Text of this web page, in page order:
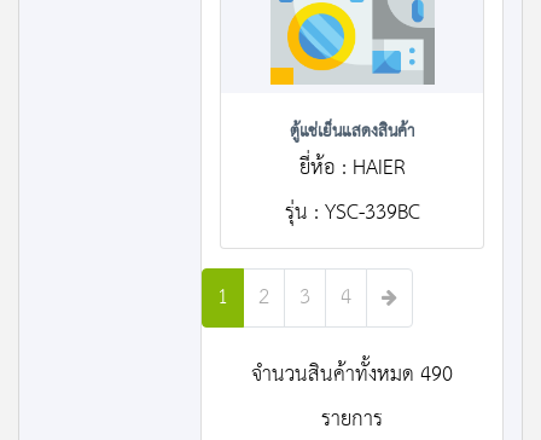
ตู้แช่เย็นแสดงสินค้า
ยี่ห้อ : HAIER
รุ่น : YSC-339BC
1 2 3
4
จำนวนสินค้าทั้งหมด 490
รายการ